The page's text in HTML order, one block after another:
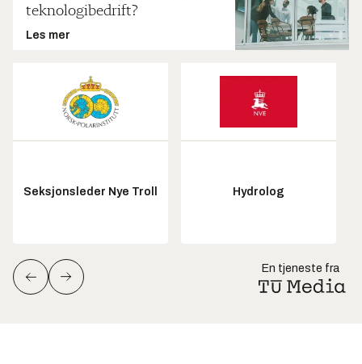
teknologibedrift?
Les mer
Seksjonsleder Nye Troll Hydrolog
En tjeneste fra